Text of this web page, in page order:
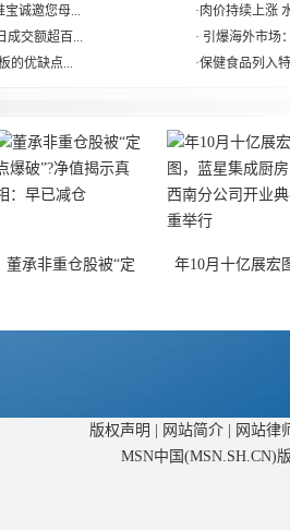
宝诚邀您母...
成交额超百...
的优缺点...
· 肉价持续上涨
· 引爆海外市场
·保健食品列入
董承非重仓股被“定 年10月十亿展宏
版权声明 网站简介|
网站律
MSN中国(MSN.SH.CN)